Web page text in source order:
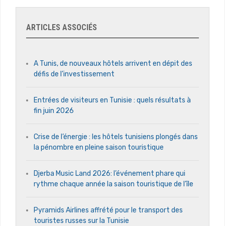
ARTICLES ASSOCIÉS
A Tunis, de nouveaux hôtels arrivent en dépit des
défis de l’investissement
Entrées de visiteurs en Tunisie : quels résultats à
fin juin 2026
Crise de l’énergie : les hôtels tunisiens plongés dans
la pénombre en pleine saison touristique
Djerba Music Land 2026: l’événement phare qui
rythme chaque année la saison touristique de l’île
Pyramids Airlines affrété pour le transport des
touristes russes sur la Tunisie